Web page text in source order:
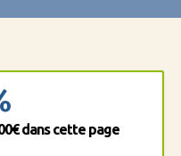
dans cette page